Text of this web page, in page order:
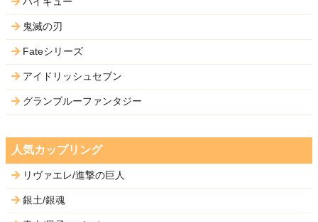
鬼滅の刃
Fateシリーズ
アイドリッシュセブン
グランブルーファンタジー
人気カップリング
リヴァエレ/進撃の巨人
銀土/銀魂